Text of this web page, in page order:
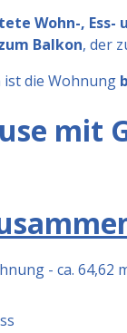
Wohn-, Ess-
Balkon, der
ist die Wohnung
mit
- ca. 64,62